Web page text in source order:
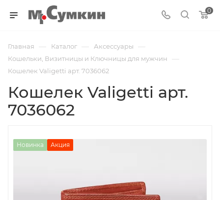
0
Главная — Каталог — Аксессуары —
Кошельки, Визитницы и Ключницы для мужчин —
Кошелек Valigetti арт. 7036062
Кошелек Valigetti арт.
7036062
Новинка Акция